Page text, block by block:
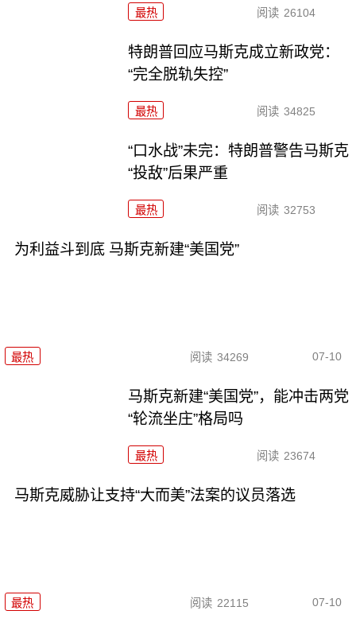
最热 阅读 26104
特朗普回应马斯克成立新政党：
“完全脱轨失控”
最热 阅读 34825
“口水战”未完：特朗普警告马斯克
“投敌”后果严重
最热 阅读 32753
为利益斗到底 马斯克新建“美国党”
最热 阅读 34269 07-10
马斯克新建“美国党”，能冲击两党
“轮流坐庄”格局吗
最热 阅读 23674
马斯克威胁让支持“大而美”法案的议员落选
最热 阅读 22115 07-10